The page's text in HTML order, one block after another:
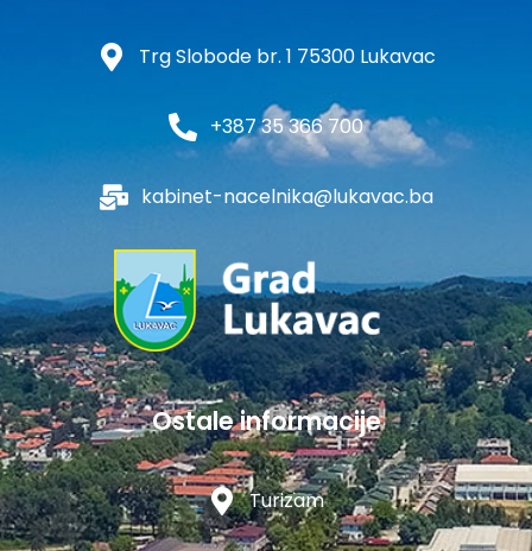
Trg Slobode br. 1 75300 Lukavac
+387 35 366 700
kabinet-nacelnika@lukavac.ba
Ostale informacije
Turizam